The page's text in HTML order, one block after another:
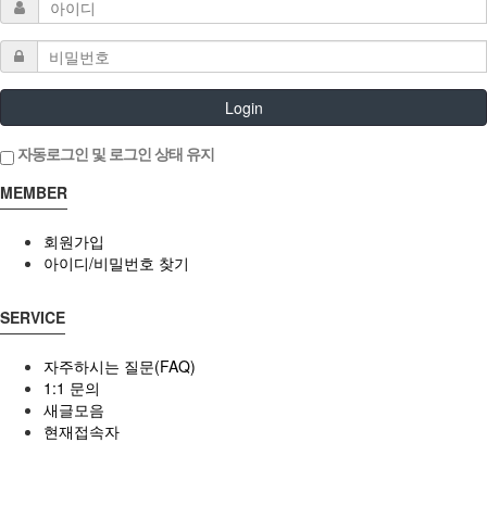
Login
자동로그인 및 로그인 상태 유지
MEMBER
회원가입
아이디/비밀번호 찾기
SERVICE
자주하시는 질문(FAQ)
1:1 문의
새글모음
현재접속자